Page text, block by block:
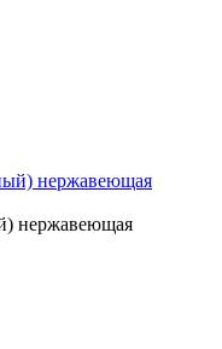
нержавеющая